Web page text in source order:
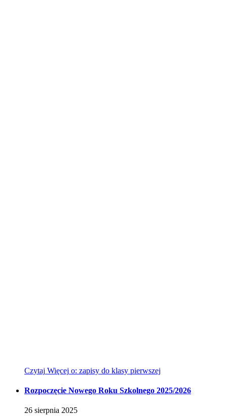
Czytaj Więcej o: zapisy do klasy pierwszej
Rozpoczęcie Nowego Roku Szkolnego 2025/2026
26 sierpnia 2025